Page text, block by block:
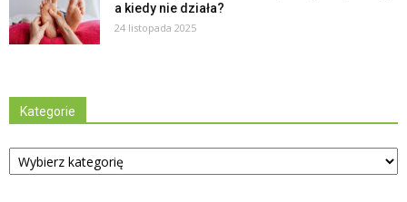
a kiedy nie działa?
24 listopada 2025
Kategorie
Kategorie